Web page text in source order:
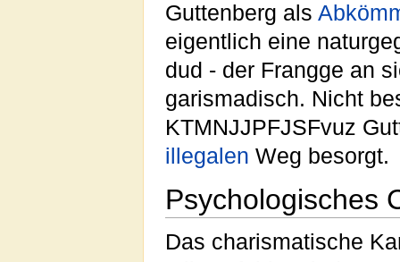
Guttenberg als
eigentlich eine
dud - der Frangge an
garismadisch. Nicht
KTMNJJPFJSFvuz
illegalen Weg besorgt.
Psychologisches
Das charismatische